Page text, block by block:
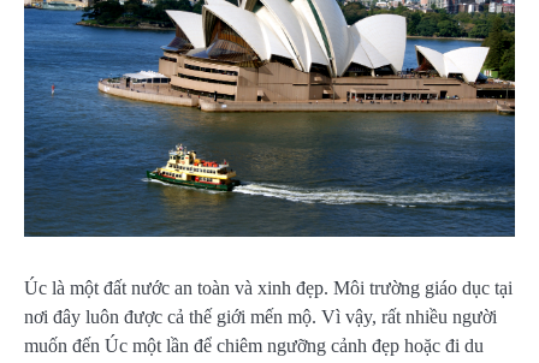
Úc là một đất nước an toàn và xinh đẹp. Môi trường giáo dục tại
nơi đây luôn được cả thế giới mến mộ. Vì vậy, rất nhiều người
muốn đến Úc một lần để chiêm ngưỡng cảnh đẹp hoặc đi du